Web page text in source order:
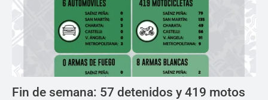
Fin de semana: 57 detenidos y 419 motos